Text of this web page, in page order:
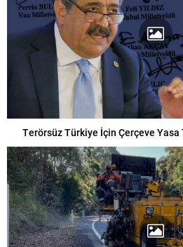
Terörsüz Türkiye İçin Çerçeve Yasa